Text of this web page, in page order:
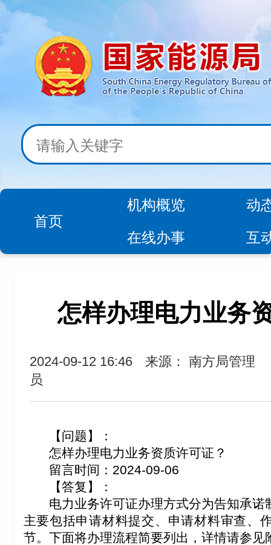
首页
机构概览
动
在线办事
互
怎样办理电力业务
2024-09-12 16:46
来源： 南方局管理
员
【问题】：
怎样办理电力业务资质许可证？
留言时间：2024-09-06
【答复】：
电力业务许可证办理方式分为告知承
主要包括申请材料提交、申请材料审查、
节。下面将办理流程简要列出，详情请参见